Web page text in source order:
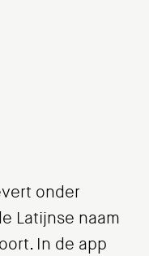
onder
Latijnse naam
In de app